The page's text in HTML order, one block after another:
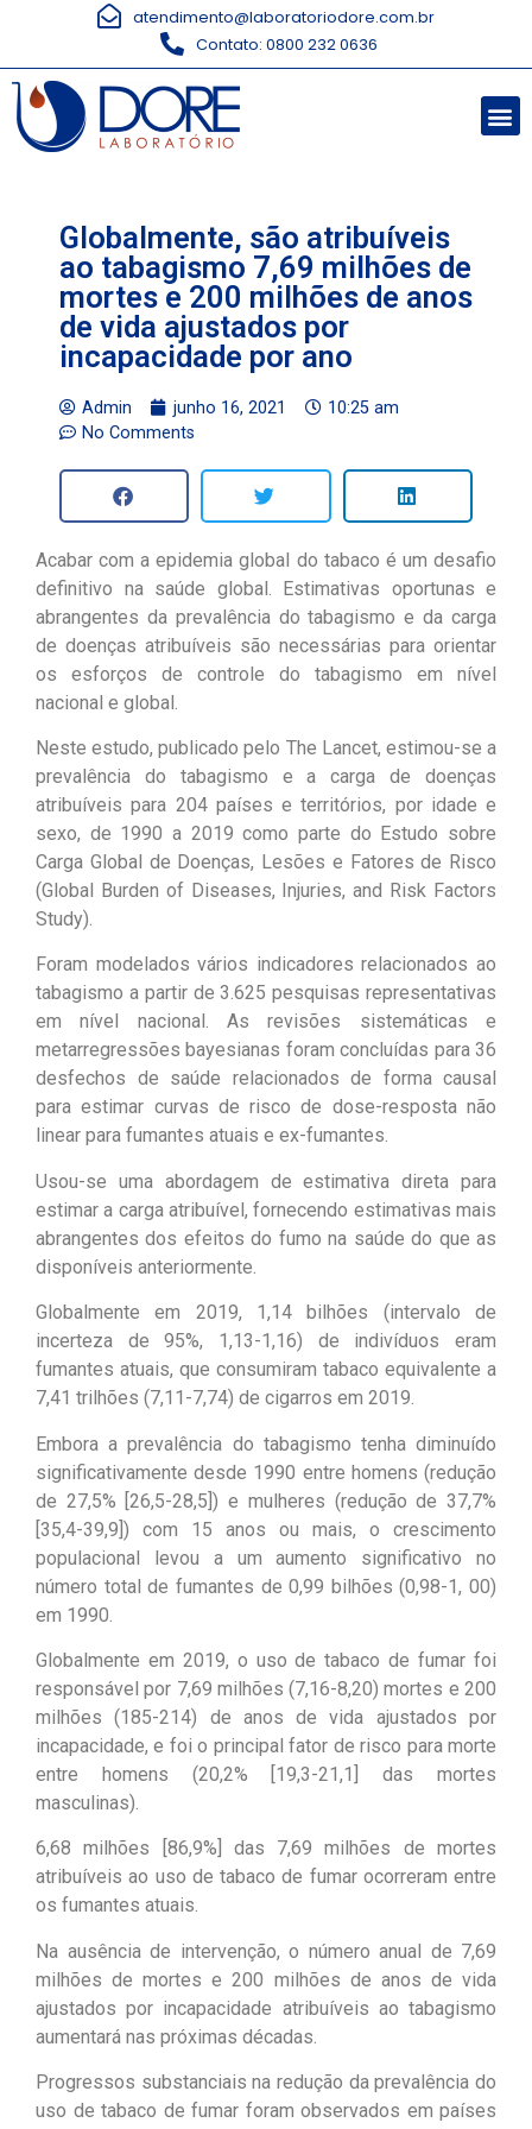
atendimento@laboratoriodore.com.br
Contato: 0800 232 0636
Globalmente, são atribuíveis
ao tabagismo 7,69 milhões de
mortes e 200 milhões de anos
de vida ajustados por
incapacidade por ano
Admin junho 16, 2021
10:25 am
No Comments
Acabar com a epidemia global do tabaco é um desafio
definitivo na saúde global. Estimativas oportunas e
abrangentes da prevalência do tabagismo e da carga
de doenças atribuíveis são necessárias para orientar
os esforços de controle do tabagismo em nível
nacional e global.
Neste estudo, publicado pelo The Lancet, estimou-se a
prevalência do tabagismo e a carga de doenças
atribuíveis para 204 países e territórios, por idade e
sexo, de 1990 a 2019 como parte do Estudo sobre
Carga Global de Doenças, Lesões e Fatores de Risco
(Global Burden of Diseases, Injuries, and Risk Factors
Study).
Foram modelados vários indicadores relacionados ao
tabagismo a partir de 3.625 pesquisas representativas
em nível nacional. As revisões sistemáticas e
metarregressões bayesianas foram concluídas para 36
desfechos de saúde relacionados de forma causal
para estimar curvas de risco de dose-resposta não
linear para fumantes atuais e ex-fumantes.
Usou-se uma abordagem de estimativa direta para
estimar a carga atribuível, fornecendo estimativas mais
abrangentes dos efeitos do fumo na saúde do que as
disponíveis anteriormente.
Globalmente em 2019, 1,14 bilhões (intervalo de
incerteza de 95%, 1,13-1,16) de indivíduos eram
fumantes atuais, que consumiram tabaco equivalente a
7,41 trilhões (7,11-7,74) de cigarros em 2019.
Embora a prevalência do tabagismo tenha diminuído
significativamente desde 1990 entre homens (redução
de 27,5% [26,5-28,5]) e mulheres (redução de 37,7%
[35,4-39,9]) com 15 anos ou mais, o crescimento
populacional levou a um aumento significativo no
número total de fumantes de 0,99 bilhões (0,98-1, 00)
em 1990.
Globalmente em 2019, o uso de tabaco de fumar foi
responsável por 7,69 milhões (7,16-8,20) mortes e 200
milhões (185-214) de anos de vida ajustados por
incapacidade, e foi o principal fator de risco para morte
entre homens (20,2% [19,3-21,1] das mortes
masculinas).
6,68 milhões [86,9%] das 7,69 milhões de mortes
atribuíveis ao uso de tabaco de fumar ocorreram entre
os fumantes atuais.
Na ausência de intervenção, o número anual de 7,69
milhões de mortes e 200 milhões de anos de vida
ajustados por incapacidade atribuíveis ao tabagismo
aumentará nas próximas décadas.
Progressos substanciais na redução da prevalência do
uso de tabaco de fumar foram observados em países